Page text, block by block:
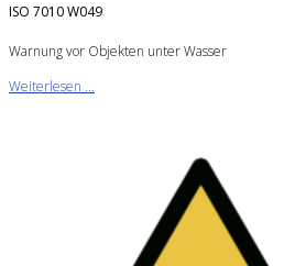
ISO 7010 W049
Warnung vor Objekten unter Wasser
Weiterlesen ...